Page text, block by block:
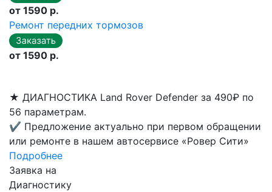
от 1590 р.
Ремонт передних тормозов
от 1590 р.
★ ДИАГНОСТИКА Land Rover Defender за 490₽ по
56 параметрам.
✔ Предложение актуально при первом обращении
или ремонте в нашем автосервисе «Ровер Сити»
Подробнее
Заявка на
Диагностику